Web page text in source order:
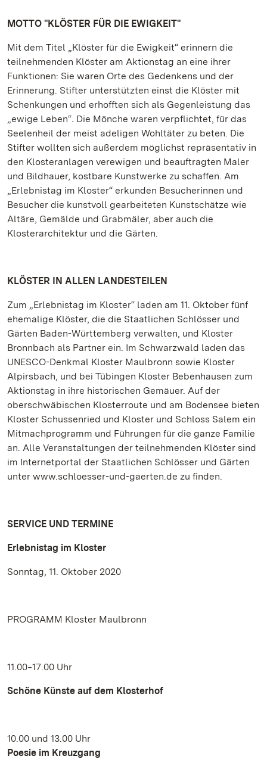
MOTTO "KLÖSTER FÜR DIE EWIGKEIT"
Mit dem Titel „Klöster für die Ewigkeit“ erinnern die
teilnehmenden Klöster am Aktionstag an eine ihrer
Funktionen: Sie waren Orte des Gedenkens und der
Erinnerung. Stifter unterstützten einst die Klöster mit
Schenkungen und erhofften sich als Gegenleistung das
„ewige Leben“. Die Mönche waren verpflichtet, für das
Seelenheil der meist adeligen Wohltäter zu beten. Die
Stifter wollten sich außerdem möglichst repräsentativ in
den Klosteranlagen verewigen und beauftragten Maler
und Bildhauer, kostbare Kunstwerke zu schaffen. Am
„Erlebnistag im Kloster“ erkunden Besucherinnen und
Besucher die kunstvoll gearbeiteten Kunstschätze wie
Altäre, Gemälde und Grabmäler, aber auch die
Klosterarchitektur und die Gärten.
KLÖSTER IN ALLEN LANDESTEILEN
Zum „Erlebnistag im Kloster“ laden am 11. Oktober fünf
ehemalige Klöster, die die Staatlichen Schlösser und
Gärten Baden-Württemberg verwalten, und Kloster
Bronnbach als Partner ein. Im Schwarzwald laden das
UNESCO-Denkmal Kloster Maulbronn sowie Kloster
Alpirsbach, und bei Tübingen Kloster Bebenhausen zum
Aktionstag in ihre historischen Gemäuer. Auf der
oberschwäbischen Klosterroute und am Bodensee bieten
Kloster Schussenried und Kloster und Schloss Salem ein
Mitmachprogramm und Führungen für die ganze Familie
an. Alle Veranstaltungen der teilnehmenden Klöster sind
im Internetportal der Staatlichen Schlösser und Gärten
unter www.schloesser-und-gaerten.de zu finden.
SERVICE UND TERMINE
Erlebnistag im Kloster
Sonntag, 11. Oktober 2020
PROGRAMM Kloster Maulbronn
11.00‒17.00 Uhr
Schöne Künste auf dem Klosterhof
10.00 und 13.00 Uhr
Poesie im Kreuzgang